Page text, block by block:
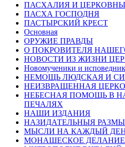
ПАСХАЛИЯ И
ПАСХА ГОСПОДНЯ
ПАСТЫРСКИЙ КРЕСТ
Основная
ОРУЖИЕ ПРАВДЫ
О ПОКРОВИТЕЛЯ
НОВОСТИ ИЗ ЖИЗНИ
Новомученики и
НЕМОЩЬ ЛЮДСКАЯ И
НЕИЗВРАЩЕННАЯ
НЕБЕСНАЯ ПОМОЩЬ В
ПЕЧАЛЯХ
НАШИ ИЗДАНИЯ
НАЗИДАТЕЛЬНЫЯ
МЫСЛИ НА КАЖДЫЙ
МОНАШЕСКОЕ ДЕЛАНИЕ